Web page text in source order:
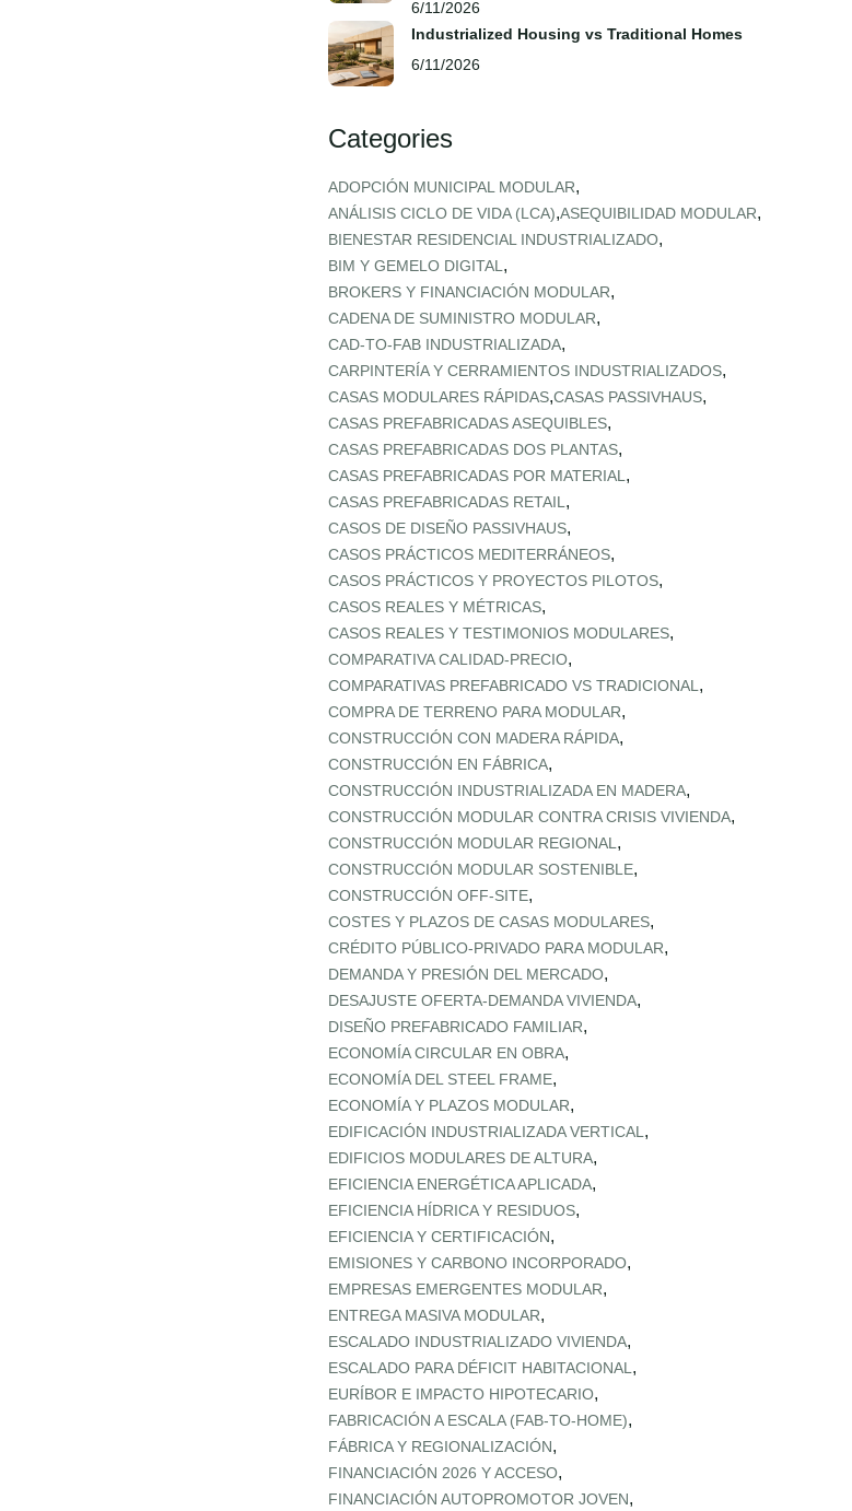
6/11/2026
Industrialized Housing vs Traditional Homes
6/11/2026
Categories
ADOPCIÓN MUNICIPAL MODULAR,
ANÁLISIS CICLO DE VIDA (LCA),ASEQUIBILIDAD MODULAR,
BIENESTAR RESIDENCIAL INDUSTRIALIZADO,
BIM Y GEMELO DIGITAL ,
BROKERS Y FINANCIACIÓN MODULAR,
CADENA DE SUMINISTRO MODULAR,
CAD‑TO‑FAB INDUSTRIALIZADA,
CARPINTERÍA Y CERRAMIENTOS INDUSTRIALIZADOS,
CASAS MODULARES RÁPIDAS,CASAS PASSIVHAUS,
CASAS PREFABRICADAS ASEQUIBLES,
CASAS PREFABRICADAS DOS PLANTAS,
CASAS PREFABRICADAS POR MATERIAL ,
CASAS PREFABRICADAS RETAIL ,
CASOS DE DISEÑO PASSIVHAUS,
CASOS PRÁCTICOS MEDITERRÁNEOS,
CASOS PRÁCTICOS Y PROYECTOS PILOTOS,
CASOS REALES Y MÉTRICAS,
CASOS REALES Y TESTIMONIOS MODULARES,
COMPARATIVA CALIDAD‑PRECIO,
COMPARATIVAS PREFABRICADO VS TRADICIONAL ,
COMPRA DE TERRENO PARA MODULAR,
CONSTRUCCIÓN CON MADERA RÁPIDA,
CONSTRUCCIÓN EN FÁBRICA,
CONSTRUCCIÓN INDUSTRIALIZADA EN MADERA,
CONSTRUCCIÓN MODULAR CONTRA CRISIS VIVIENDA,
CONSTRUCCIÓN MODULAR REGIONAL ,
CONSTRUCCIÓN MODULAR SOSTENIBLE,
CONSTRUCCIÓN OFF‑SITE,
COSTES Y PLAZOS DE CASAS MODULARES,
CRÉDITO PÚBLICO‑PRIVADO PARA MODULAR,
DEMANDA Y PRESIÓN DEL MERCADO,
DESAJUSTE OFERTA‑DEMANDA VIVIENDA,
DISEÑO PREFABRICADO FAMILIAR,
ECONOMÍA CIRCULAR EN OBRA,
ECONOMÍA DEL STEEL FRAME,
ECONOMÍA Y PLAZOS MODULAR,
EDIFICACIÓN INDUSTRIALIZADA VERTICAL ,
EDIFICIOS MODULARES DE ALTURA,
EFICIENCIA ENERGÉTICA APLICADA,
EFICIENCIA HÍDRICA Y RESIDUOS,
EFICIENCIA Y CERTIFICACIÓN,
EMISIONES Y CARBONO INCORPORADO,
EMPRESAS EMERGENTES MODULAR,
ENTREGA MASIVA MODULAR,
ESCALADO INDUSTRIALIZADO VIVIENDA,
ESCALADO PARA DÉFICIT HABITACIONAL ,
EURÍBOR E IMPACTO HIPOTECARIO,
FABRICACIÓN A ESCALA (FAB‑TO‑HOME),
FÁBRICA Y REGIONALIZACIÓN,
FINANCIACIÓN 2026 Y ACCESO,
FINANCIACIÓN AUTOPROMOTOR JOVEN,